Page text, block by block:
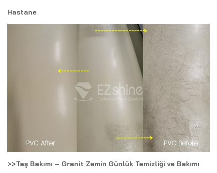
Hastane
>>Taş Bakımı – Granit Zemin Günlük Temizliği ve Bakımı